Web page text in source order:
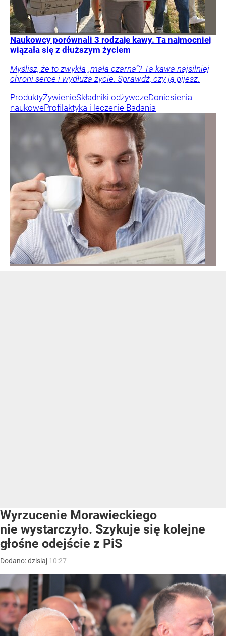
Naukowcy porównali 3 rodzaje kawy. Ta najmocniej
wiązała się z dłuższym życiem
Myślisz, że to zwykła „mała czarna”? Ta kawa najsilniej
chroni serce i wydłuża życie. Sprawdź, czy ją pijesz.
ProduktyŻywienieSkładniki odżywczeDoniesienia
naukoweProfilaktyka i leczenie Badania
Wyrzucenie Morawieckiego
nie wystarczyło. Szykuje się kolejne
głośne odejście z PiS
Dodano:dzisiaj 10:27